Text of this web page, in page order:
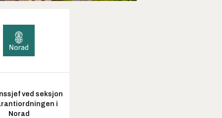
ved seksjon
i
Norad